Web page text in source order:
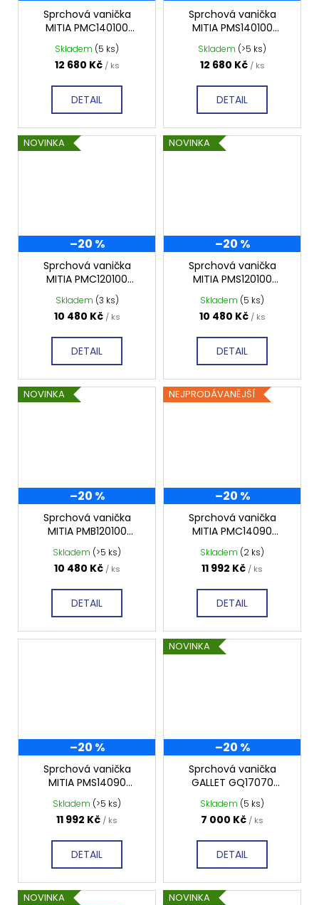
Sprchová vanička
MITIA PMC140100
1400x1000 mm, černá
profilovaná
Skladem (5 ks)
12 680 Kč / ks
DETAIL
Sprchová vanička
MITIA PMS140100
1400x1000 mm, šedá
profilovaná
Skladem (>5 ks)
12 680 Kč / ks
DETAIL
NOVINKA
–20 %
Sprchová vanička
MITIA PMC120100
1200x1000 mm, černá
profilovaná
Skladem (3 ks)
10 480 Kč / ks
DETAIL
NOVINKA
–20 %
Sprchová vanička
MITIA PMS120100
1200x1000 mm, šedá
profilovaná
Skladem (5 ks)
10 480 Kč / ks
DETAIL
NOVINKA
–20 %
Sprchová vanička
MITIA PMB120100
1200x1000 mm, bílá
profilovaná
Skladem (>5 ks)
10 480 Kč / ks
DETAIL
NEJPRODÁVANĚJŠÍ
–20 %
Sprchová vanička
MITIA PMC14090
1400x900 mm, černá
profilovaná
Skladem (2 ks)
11 992 Kč / ks
DETAIL
–20 %
Sprchová vanička
MITIA PMS14090
1400x900 mm, šedá
profilovaná
Skladem (>5 ks)
11 992 Kč / ks
DETAIL
NOVINKA
–20 %
Sprchová vanička
GALLET GQ17070
1700x700 mm,
profilovaná
Skladem (5 ks)
7 000 Kč / ks
DETAIL
NOVINKA
NOVINKA